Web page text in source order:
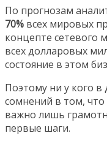
По прогнозам
70% всех мировых
концепте сетевого
всех долларовых
состояние в этом
Поэтому ни у кого
сомнений в том, что
важно лишь
первые шаги.